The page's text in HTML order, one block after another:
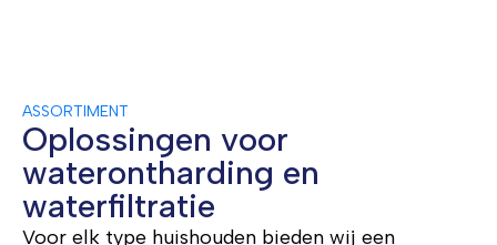
Oplossingen voor
waterontharding en
waterfiltratie
Voor elk type huishouden bieden wij een
ASSORTIMENT